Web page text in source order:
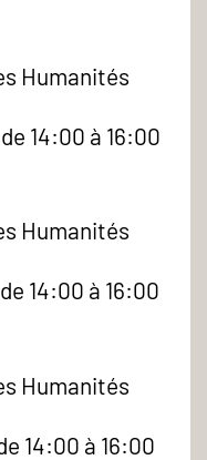
Humanités
14:00 à 16:00
Humanités
14:00 à 16:00
Humanités
14:00 à 16:00